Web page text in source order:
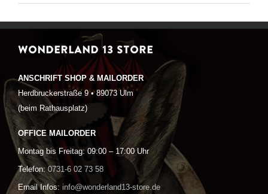
WONDERLAND 13 STORE
ANSCHRIFT SHOP & MAILORDER
Herdbruckerstraße 9 • 89073 Ulm
(beim Rathausplatz)
OFFICE MAILORDER
Montag bis Freitag: 09:00 – 17:00 Uhr
Telefon: 0731-6 02 73 58
Email Infos: info@wonderland13-store.de